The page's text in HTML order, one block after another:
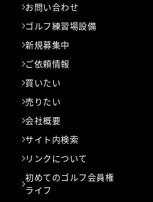
お問い合わせ
ゴルフ練習場設備
新規募集中
ご依頼情報
買いたい
売りたい
会社概要
サイト内検索
リンクについて
初めてのゴルフ会員権
ライフ